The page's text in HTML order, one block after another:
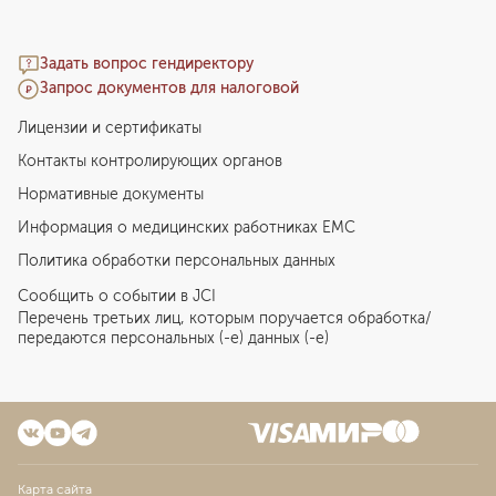
Задать вопрос гендиректору
Запрос документов для налоговой
Лицензии и сертификаты
Контакты контролирующих органов
Нормативные документы
Информация о медицинских работниках EMC
Политика обработки персональных данных
Сообщить о событии в JCI
Перечень третьих лиц, которым поручается обработка/
передаются персональных (-е) данных (-е)
Карта сайта